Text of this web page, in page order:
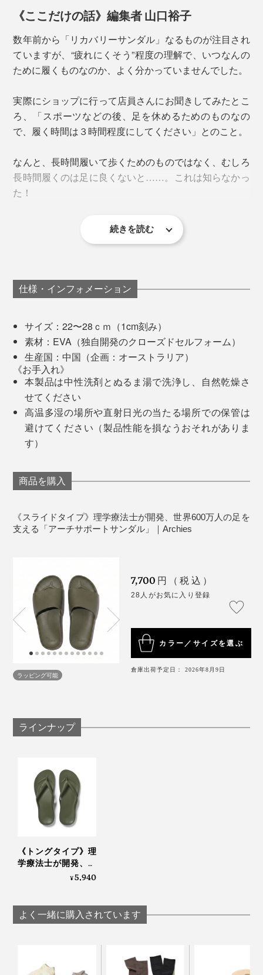
重さも片足たったの106g（23cmサイズ）。履いている
のを忘れるほどの軽さです。
足の縦の長さが24.5cmの場合、足幅が狭めなら24cmサ
ことに気づいたこと。
オーストラリア人にとって、ビーチサンダルはライフス
なか聞き入れてもらえず……。
ならば！と、脱サラし、自分で作ることを決意。5年の
歳月をかけ、多くの理学療法の専門家やフットセラピス
トとともに研究とテストを繰り返し、アーチサポート機
能を備えたビーチサンダルを2015年に完成させまし
た。
売りするところからスタート。その履きやすさが評判を
呼んで、瞬く間に広がり、今では世界20カ国で販売。
《ここだけの話》編集者 山口裕子
数年前から「リカバリーサンダル」なるものが注目され
ていますが、“疲れにくそう”程度の理解で、いつなんの
ために履くものなのか、よく分かっていませんでした。
実際にショップに行って店員さんにお聞きしてみたとこ
ろ、「スポーツなどの後、足を休めるためのものなの
で、履く時間は３時間程度にしてください」とのこと。
なんと、長時間履いて歩くためのものではなく、むしろ
長時間履くのは足に良くないと……。これは知らなかっ
た！
雑誌やSNSでは、ファッションの一部として「リカバリ
その点『Archies』は、「長時間歩行のサポート」と
「疲れた足のリカバリー」の両方を叶えるサンダル。言
の。
続きを読む
仕様・インフォメーション
サイズ：22〜28ｃｍ（1cm刻み）
素材：EVA（独自開発のクローズドセルフォーム）
生産国：中国（企画：オーストラリア）
《お手入れ》
本製品は中性洗剤とぬるま湯で洗浄し、自然乾燥さ
せてください
高温多湿の場所や直射日光の当たる場所での保管は
避けてください（製品性能を損なうおそれがありま
す）
商品を購入
《スライドタイプ》理学療法士が開発、世界600万人の足を
支える「アーチサポートサンダル」｜Archies
ラッピング可能
7,700 円（税込）
28人がお気に入り登録
カラー／サイズを選ぶ
倉庫出荷予定日： 2026年8月9日
ラインナップ
《トングタイプ》理
学療法士が開発、世
界600万人の足を支
Archies
¥5,940
よく一緒に購入されています